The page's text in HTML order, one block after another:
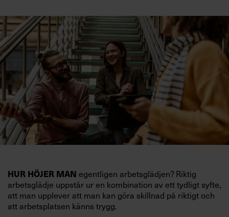
HUR HÖJER MAN egentligen arbetsglädjen? Riktig
arbetsglädje uppstår ur en kombination av ett tydligt syfte,
att man upplever att man kan göra skillnad på riktigt och
att arbetsplatsen känns trygg.